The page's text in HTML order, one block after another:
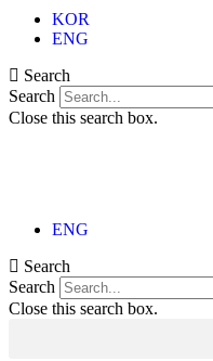
KOR
ENG
Search
Search
Close this search box.
ENG
Search
Search
Close this search box.